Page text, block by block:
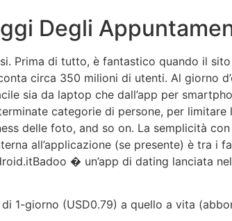
Degli
Prima di tutto, è fantastico quando il sito
circa 350 milioni di utenti. Al giorno
sia da laptop che dall’app per
categorie di persone, per limitare
delle foto, and so on. La semplicità
all’applicazione (se presente) è tra i
� un’app di dating lanciata
1-giorno (USD0.79) a quello a vita